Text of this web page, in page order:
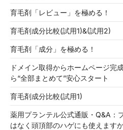
育毛剤「レビュー」を極める！
育毛剤成分比較(試用1)&(試用2)
育毛剤「成分」を極める！
ドメイン取得からホームページ完
ら“全部まとめて”安心スタート
育毛剤成分比較(試用1)
薬用プランテル公式通販・Q&A：
はなく頭頂部のハゲにも使えます